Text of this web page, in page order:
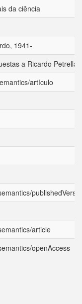
da ciência
1941-
a Ricardo Petrella
artículo
article
openAccess